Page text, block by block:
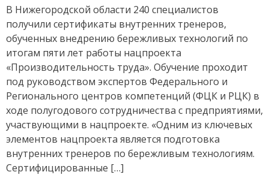
В Нижегородской области 240 специалистов
получили сертификаты внутренних тренеров,
обученных внедрению бережливых технологий по
итогам пяти лет работы нацпроекта
«Производительность труда». Обучение проходит
под руководством экспертов Федерального и
Регионального центров компетенций (ФЦК и РЦК) в
ходе полугодового сотрудничества с предприятиями,
участвующими в нацпроекте. «Одним из ключевых
элементов нацпроекта является подготовка
внутренних тренеров по бережливым технологиям.
Сертифицированные […]